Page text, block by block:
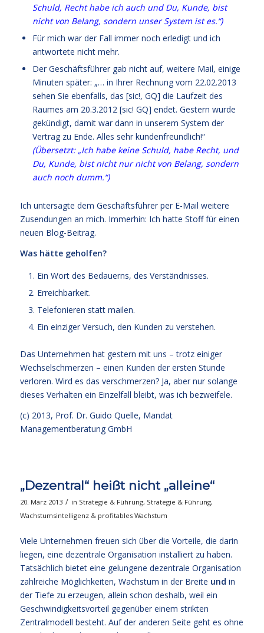
Schuld, Recht habe ich auch und Du, Kunde, bist
nicht von Belang, sondern unser System ist es.“)
Für mich war der Fall immer noch erledigt und ich
antwortete nicht mehr.
Der Geschäftsführer gab nicht auf, weitere Mail, einige
Minuten später: „… in Ihrer Rechnung vom 22.02.2013
sehen Sie ebenfalls, das [sic!, GQ] die Laufzeit des
Raumes am 20.3.2012 [sic! GQ] endet. Gestern wurde
gekündigt, damit war dann in unserem System der
Vertrag zu Ende. Alles sehr kundenfreundlich!“
(Übersetzt: „Ich habe keine Schuld, habe Recht, und
Du, Kunde, bist nicht nur nicht von Belang, sondern
auch noch dumm.“)
Ich untersagte dem Geschäftsführer per E-Mail weitere
Zusendungen an mich. Immerhin: Ich hatte Stoff für einen
neuen Blog-Beitrag.
Was hätte geholfen?
Ein Wort des Bedauerns, des Verständnisses.
Erreichbarkeit.
Telefonieren statt mailen.
Ein einziger Versuch, den Kunden zu verstehen.
Das Unternehmen hat gestern mit uns – trotz einiger
Wechselschmerzen – einen Kunden der ersten Stunde
verloren. Wird es das verschmerzen? Ja, aber nur solange
dieses Verhalten ein Einzelfall bleibt, was ich bezweifele.
(c) 2013, Prof. Dr. Guido Quelle, Mandat
Managementberatung GmbH
„Dezentral“ heißt nicht „alleine“
20. März 2013 / in Strategie & Führung, Strategie & Führung,
Wachstumsintelligenz & profitables Wachstum
Viele Unternehmen freuen sich über die Vorteile, die darin
liegen, eine dezentrale Organisation installiert zu haben.
Tatsächlich bietet eine gelungene dezentrale Organisation
zahlreiche Möglichkeiten, Wachstum in der Breite und in
der Tiefe zu erzeugen, allein schon deshalb, weil ein
Geschwindigkeitsvorteil gegenüber einem strikten
Zentralmodell besteht. Auf der anderen Seite geht es ohne